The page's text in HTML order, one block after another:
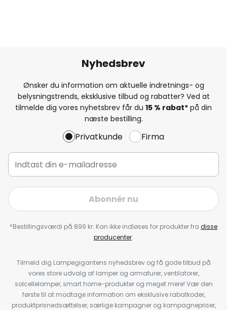
Nyhedsbrev
Ønsker du information om aktuelle indretnings- og
belysningstrends, eksklusive tilbud og rabatter? Ved at
tilmelde dig vores nyhetsbrev får du 15 % rabat* på din
næste bestilling.
Privatkunde Firma
Abonnér nu
*Bestillingsværdi på 899 kr. Kan ikke indløses for produkter fra disse
producenter.
Tilmeld dig Lampegigantens nyhedsbrev og få gode tilbud på
vores store udvalg af lamper og armaturer, ventilatorer,
solcellelamper, smart home-produkter og meget mere! Vær den
første til at modtage information om eksklusive rabatkoder,
produktprisnedsættelser, særlige kampagner og kampagnepriser,